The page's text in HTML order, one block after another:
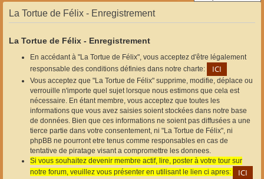
La Tortue de Félix - Enregistrement
La Tortue de Félix - Enregistrement
En accédant à "La Tortue de Félix", vous acceptez d'être légalement
responsable des conditions définies dans notre charte:
Vous acceptez que "La Tortue de Félix" supprime, modifie, déplace ou
verrouille n'importe quel sujet lorsque nous estimons que cela est
nécessaire. En étant membre, vous acceptez que toutes les
informations que vous avez saisies soient stockées dans notre base
de données. Bien que ces informations ne soient pas diffusées a une
tierce partie dans votre consentement, ni "La Tortue de Félix", ni
phpBB ne pourront etre tenus comme responsables en cas de
tentative de piratage visant a compromettre les donnees.
Si vous souhaitez devenir membre actif, lire, poster à votre tour sur
notre forum, veuillez vous présenter en utilisant le lien ci apres: